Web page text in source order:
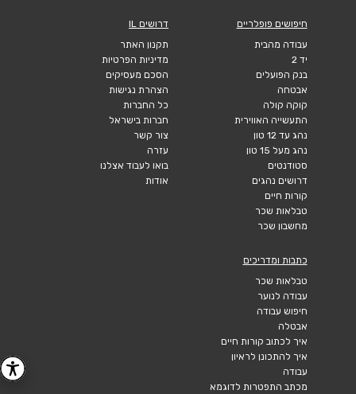
חיפושים פופלריים
עבודה מהבית
יד 2
בנק הפועלים
אבטחה
קוקה קולה
התעשייה האווירית
נהג עד 12 טון
נהג מעל 15 טון
סטודנטים
דרושים נהגים
קורות חיים
טבלאות שכר
מחשבון שכר
דרושים IL
תקנון האתר
מדיניות הפרטיות
הסכם מעסיקים
הצהרת נגישות
כל החברות
חברות בישראל
צור קשר
עזרה
בואו לעבוד אצלנו
אודות
כתבות ומדריכים
טבלאות שכר
עבודה לנוער
חיפוש עבודה
אבטלה
איך לכתוב קורות חיים
איך להתכונן לראיון
עבודה
מכתב התפטרות לדוגמא